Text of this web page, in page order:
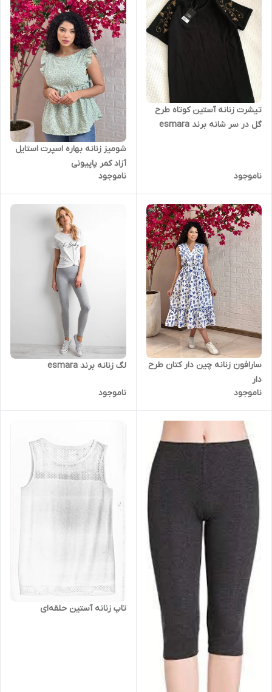
تیشرت زنانه آستین کوتاه طرح
گل در سر شانه برند esmara
ناموجود
شومیز زنانه بهاره اسپرت استایل
آزاد کمر پاپیونی
ناموجود
سارافون زنانه چین دار کتان طرح
دار
ناموجود
لگ زنانه برند esmara
ناموجود
تاپ زنانه آستین حلقه‌ای